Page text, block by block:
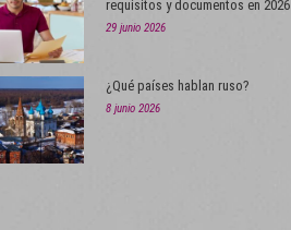
requisitos y documentos en 2026
29 junio 2026
¿Qué países hablan ruso?
8 junio 2026